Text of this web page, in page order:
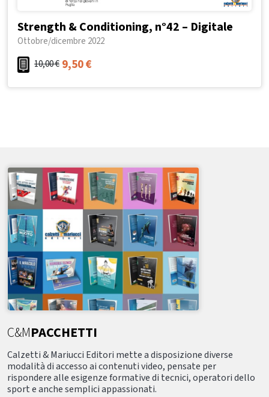
Strength & Conditioning, n°42 – Digitale
Ottobre/dicembre 2022
10,00€ 9,50€
C&MPACCHETTI
Calzetti & Mariucci Editori mette a disposizione diverse
modalità di accesso ai contenuti video, pensate per
rispondere alle esigenze formative di tecnici, operatori dello
sport e anche semplici appassionati.